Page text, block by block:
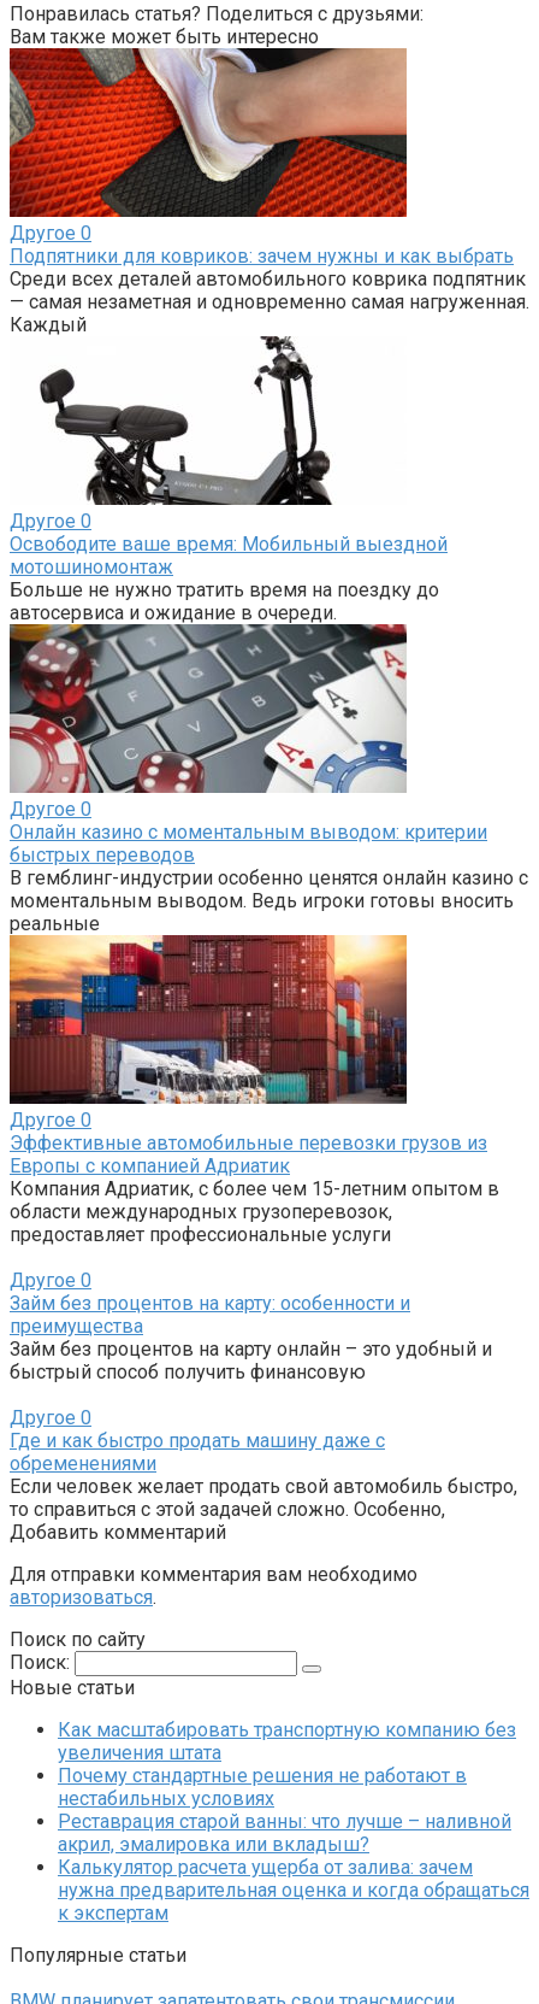
Понравилась статья? Поделиться с друзьями:
Вам также может быть интересно
Другое 0
Подпятники для ковриков: зачем нужны и как выбрать
Среди всех деталей автомобильного коврика подпятник
— самая незаметная и одновременно самая нагруженная.
Каждый
Другое 0
Освободите ваше время: Мобильный выездной
мотошиномонтаж
Больше не нужно тратить время на поездку до
автосервиса и ожидание в очереди.
Другое 0
Онлайн казино с моментальным выводом: критерии
быстрых переводов
В гемблинг-индустрии особенно ценятся онлайн казино с
моментальным выводом. Ведь игроки готовы вносить
реальные
Другое 0
Эффективные автомобильные перевозки грузов из
Европы с компанией Адриатик
Компания Адриатик, с более чем 15-летним опытом в
области международных грузоперевозок,
предоставляет профессиональные услуги
Другое 0
Займ без процентов на карту: особенности и
преимущества
Займ без процентов на карту онлайн – это удобный и
быстрый способ получить финансовую
Другое 0
Где и как быстро продать машину даже с
обременениями
Если человек желает продать свой автомобиль быстро,
то справиться с этой задачей сложно. Особенно,
Добавить комментарий
Для отправки комментария вам необходимо
авторизоваться.
Поиск по сайту
Поиск:
Новые статьи
Как масштабировать транспортную компанию без
увеличения штата
Почему стандартные решения не работают в
нестабильных условиях
Реставрация старой ванны: что лучше – наливной
акрил, эмалировка или вкладыш?
Калькулятор расчета ущерба от залива: зачем
нужна предварительная оценка и когда обращаться
к экспертам
Популярные статьи